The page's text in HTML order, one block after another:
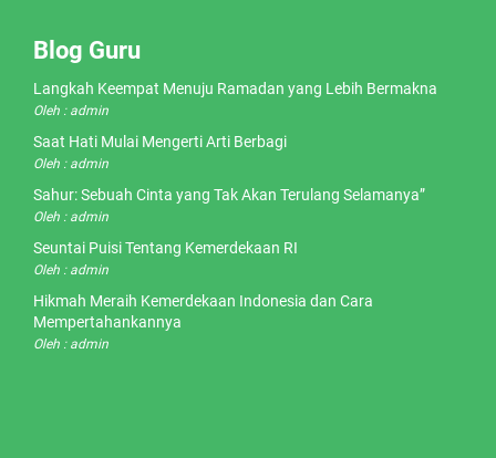
Blog Guru
Langkah Keempat Menuju Ramadan yang Lebih Bermakna
Oleh : admin
Saat Hati Mulai Mengerti Arti Berbagi
Oleh : admin
Sahur: Sebuah Cinta yang Tak Akan Terulang Selamanya”
Oleh : admin
Seuntai Puisi Tentang Kemerdekaan RI
Oleh : admin
Hikmah Meraih Kemerdekaan Indonesia dan Cara
Mempertahankannya
Oleh : admin